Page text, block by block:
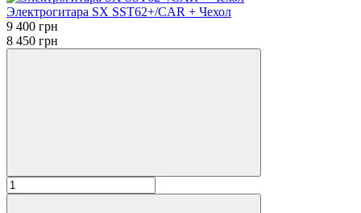
Электрогитара SX SST62+/CAR + Чехол
9 400 грн
8 450 грн